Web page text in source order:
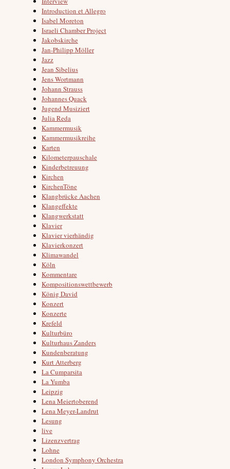
Introduction et Allegro
Isabel Moreton
Israeli Chamber Project
Jakobskirche
Jan-Philipp Möller
Jazz
Jean Sibelius
Jens Wortmann
Johann Strauss
Johannes Quack
Jugend Musiziert
Julia Reda
Kammermusik
Kammermusikreihe
Karten
Kilometerpauschale
Kinderbetreuung
Kirchen
KirchenTöne
Klangbrücke Aachen
Klangeffekte
Klangwerkstatt
Klavier
Klavier vierhändig
Klavierkonzert
Klimawandel
Köln
Kommentare
Kompositionswettbewerb
König David
Konzert
Konzerte
Krefeld
Kulturbüro
Kulturhaus Zanders
Kundenberatung
Kurt Atterberg
La Cumparsita
La Yumba
Leipzig
Lena Meiertoberend
Lena Meyer-Landrut
Lesung
live
Lizenzvertrag
Lohne
London Symphony Orchestra